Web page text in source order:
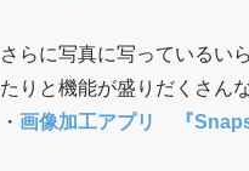
さらに写真に写っているい
たりと機能が盛りだくさん
・ 画像加工アプリ 『